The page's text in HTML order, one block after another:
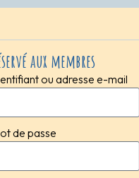
aux membres
ou adresse e-mail
de passe